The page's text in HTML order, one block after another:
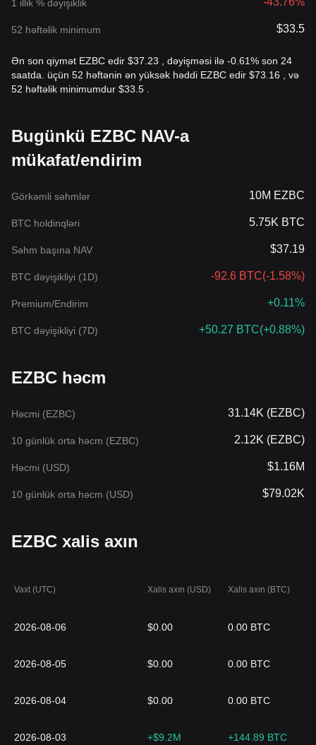
1 illik % dəyişiklik
52 həftəlik minimum $33.5
Ən son qiymət EZBC edir $37.23 , dəyişməsi ilə -0.61% son 24
saatda. üçün 52 həftənin ən yüksək həddi EZBC edir $73.16 , və
52 həftəlik minimumdur $33.5 .
Bugünkü EZBC NAV-a
mükafat/endirim
Görkəmli səhmlər 10M EZBC
BTC holdinqləri 5.75K BTC
Səhm başına NAV $37.19
BTC dəyişikliyi (1D) -92.6 BTC(-1.58%)
Premium/Endirim +0.11%
BTC dəyişikliyi (7D) +50.27 BTC(+0.88%)
EZBC həcm
Həcmi (EZBC) 31.14K (EZBC)
10 günlük orta həcm (EZBC) 2.12K (EZBC)
Həcmi (USD) $1.16M
10 günlük orta həcm (USD) $79.02K
EZBC xalis axın
Vaxt (UTC) Xalis axın (USD) Xalis axın (BTC)
2026-08-06 $0.00 0.00 BTC
2026-08-05 $0.00 0.00 BTC
2026-08-04 $0.00 0.00 BTC
2026-08-03 +$9.2M +144.89 BTC